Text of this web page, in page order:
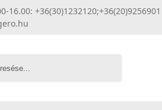
16.00: +36(30)1232120;+36(20)9256901